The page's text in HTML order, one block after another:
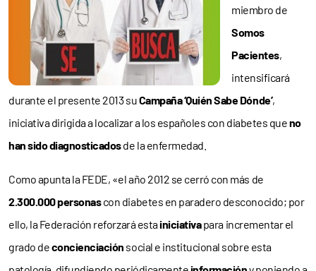
miembro de
Somos
Pacientes,
intensificará
durante el presente 2013 suCampaña ‘Quién Sabe Dónde’,
iniciativa dirigida a localizar a los españoles con diabetes queno
han sido diagnosticadosde la enfermedad.
Como apunta la FEDE, «el año 2012 se cerró con más de
2.300.000 personascon diabetes en paradero desconocido; por
ello, la Federación reforzará estainiciativapara incrementar el
grado deconcienciación social e institucional sobre esta